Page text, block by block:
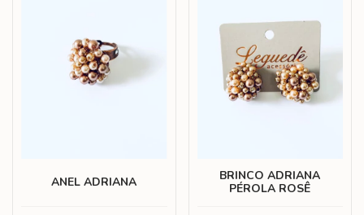
ANEL ADRIANA
BRINCO ADRIANA
PÉROLA ROSÊ